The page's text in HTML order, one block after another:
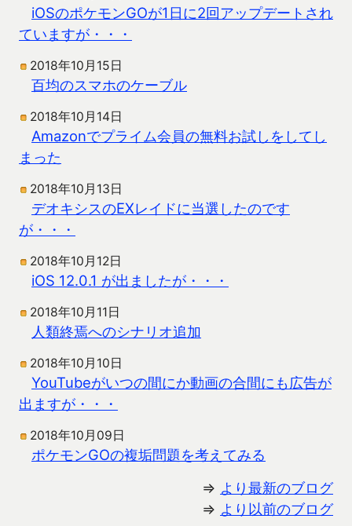
iOSのポケモンGOが1日に2回アップデートされ
ていますが・・・
2018年10月15日
百均のスマホのケーブル
2018年10月14日
Amazonでプライム会員の無料お試しをしてし
まった
2018年10月13日
デオキシスのEXレイドに当選したのです
が・・・
2018年10月12日
iOS 12.0.1 が出ましたが・・・
2018年10月11日
人類終焉へのシナリオ追加
2018年10月10日
YouTubeがいつの間にか動画の合間にも広告が
出ますが・・・
2018年10月09日
ポケモンGOの複垢問題を考えてみる
⇒ より最新のブログ
⇒ より以前のブログ